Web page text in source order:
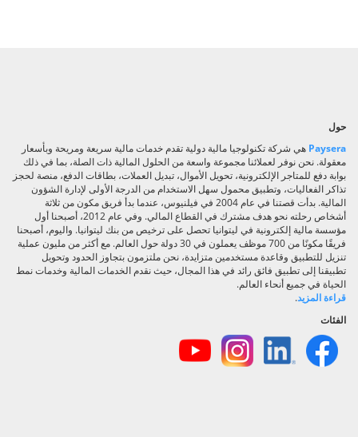
حول
Paysera هي شركة تكنولوجيا مالية دولية تقدم خدمات مالية سريعة ومريحة وبأسعار
معقولة. نحن نوفر لعملائنا مجموعة واسعة من الحلول المالية ذات الصلة، بما في ذلك
بوابة دفع للمتاجر الإلكترونية، تحويل الأموال، تبديل العملات، بطاقات الدفع، منصة لحجز
تذاكر الفعاليات، وتطبيق محمول سهل الاستخدام من الدرجة الأولى لإدارة الشؤون
المالية. بدأت قصتنا في عام 2004 في فيلنيوس، عندما بدأ فريق مكون من ثلاثة
أشخاص رحلته نحو هدف مشترك في القطاع المالي. وفي عام 2012، أصبحنا أول
مؤسسة مالية إلكترونية في ليتوانيا تحصل على ترخيص من بنك ليتوانيا. واليوم، أصبحنا
فريقًا مكونًا من 700 موظف يعملون في 30 دولة حول العالم. مع أكثر من مليون عملية
تنزيل للتطبيق وقاعدة مستخدمين متزايدة، نحن ملتزمون بتجاوز الحدود وتحويل
تطبيقنا إلى تطبيق فائق رائد في هذا المجال، حيث نقدم الخدمات المالية وخدمات نمط
الحياة في جميع أنحاء العالم.
قراءة المزيد.
الفئات